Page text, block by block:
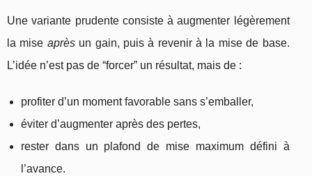
Une variante prudente consiste à augmenter légèrement
la mise aprèsun gain, puis à revenir à la mise de base.
L’idée n’est pas de “forcer” un résultat, mais de :
profiter d’un moment favorable sans s’emballer,
éviter d’augmenter après des pertes,
rester dans un plafond de mise maximum défini à
l’avance.